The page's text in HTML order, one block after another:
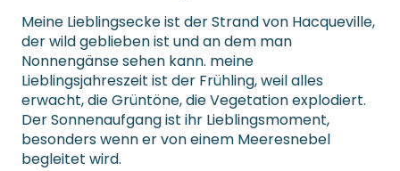
Meine Lieblingsecke ist der Strand von Hacqueville,
der wild geblieben ist und an dem man
Nonnengänse sehen kann. meine
Lieblingsjahreszeit ist der Frühling, weil alles
erwacht, die Grüntöne, die Vegetation explodiert.
Der Sonnenaufgang ist ihr Lieblingsmoment,
besonders wenn er von einem Meeresnebel
begleitet wird.